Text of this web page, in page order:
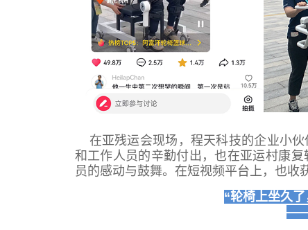
在亚残运会现场，程天科技的企业小
和工作人员的辛勤付出，也在亚运村康
员的感动与鼓舞。在短视频平台上，也收
“轮椅上坐久
——